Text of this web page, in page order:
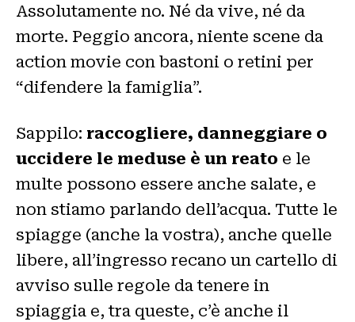
Assolutamente no. Né da vive, né da
morte. Peggio ancora, niente scene da
action movie con bastoni o retini per
“difendere la famiglia”.
Sappilo: raccogliere, danneggiare o
uccidere le meduse è un reato e le
multe possono essere anche salate, e
non stiamo parlando dell’acqua. Tutte le
spiagge (anche la vostra), anche quelle
libere, all’ingresso recano un cartello di
avviso sulle regole da tenere in
spiaggia e, tra queste, c’è anche il